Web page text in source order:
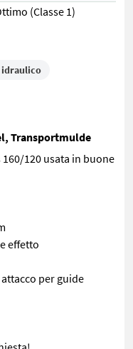
(Classe 1)
idraulico
Transportmulde
120 usata in buone
effetto
per guide